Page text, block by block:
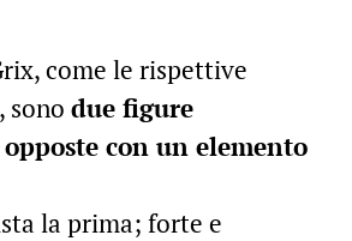
come le rispettive
sono due figure
con un elemento
la prima; forte e